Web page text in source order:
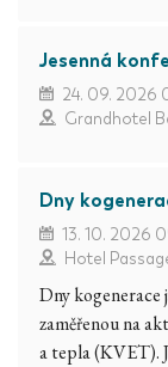
Jesenná
24. 09. 2026
Grandhotel
Dny
13. 10. 2026
Hotel
Dny
zaměřenou na
a tepla (KVET).